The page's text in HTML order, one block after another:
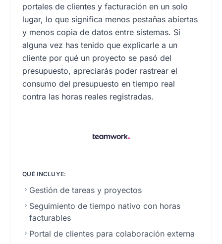
portales de clientes y facturación en un solo
lugar, lo que significa menos pestañas abiertas
y menos copia de datos entre sistemas. Si
alguna vez has tenido que explicarle a un
cliente por qué un proyecto se pasó del
presupuesto, apreciarás poder rastrear el
consumo del presupuesto en tiempo real
contra las horas reales registradas.
QUÉ INCLUYE:
Gestión de tareas y proyectos
Seguimiento de tiempo nativo con horas
facturables
Portal de clientes para colaboración externa